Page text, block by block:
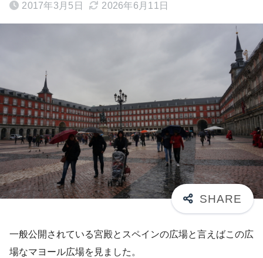
2017年3月5日 2026年6月11日
一般公開されている宮殿とスペインの広場と言えばこの広
場なマヨール広場を見ました。